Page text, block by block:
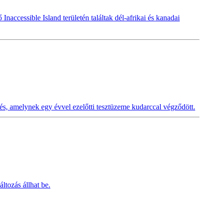
Island területén találtak dél-afrikai és kanadai
amelynek egy évvel ezelőtti tesztüzeme kudarccal végződött.
állhat be.